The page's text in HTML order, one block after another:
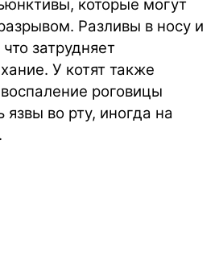
которые могут
Разливы в носу и
затрудняет
У котят также
роговицы
язвы во рту, иногда на